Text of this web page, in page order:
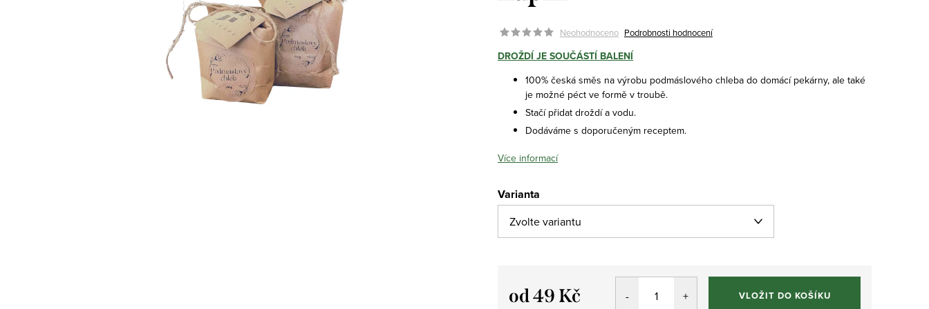
Neohodnoceno Podrobnosti hodnocení
DROŽDÍ JE SOUČÁSTÍ BALENÍ
100% česká směs na výrobu podmáslového chleba do domácí pekárny, ale také
je možné péct ve formě v troubě.
Stačí přidat droždí a vodu.
Dodáváme s doporučeným receptem.
Více informací
Varianta
od49 Kč VLOŽIT DO KOŠÍKU